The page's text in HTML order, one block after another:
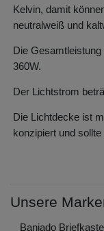
Kelvin, damit
neutralweiß und
Die
360W.
Der Lichtstrom
Die Lichtdecke ist
konzipiert und
Unsere
Banjado